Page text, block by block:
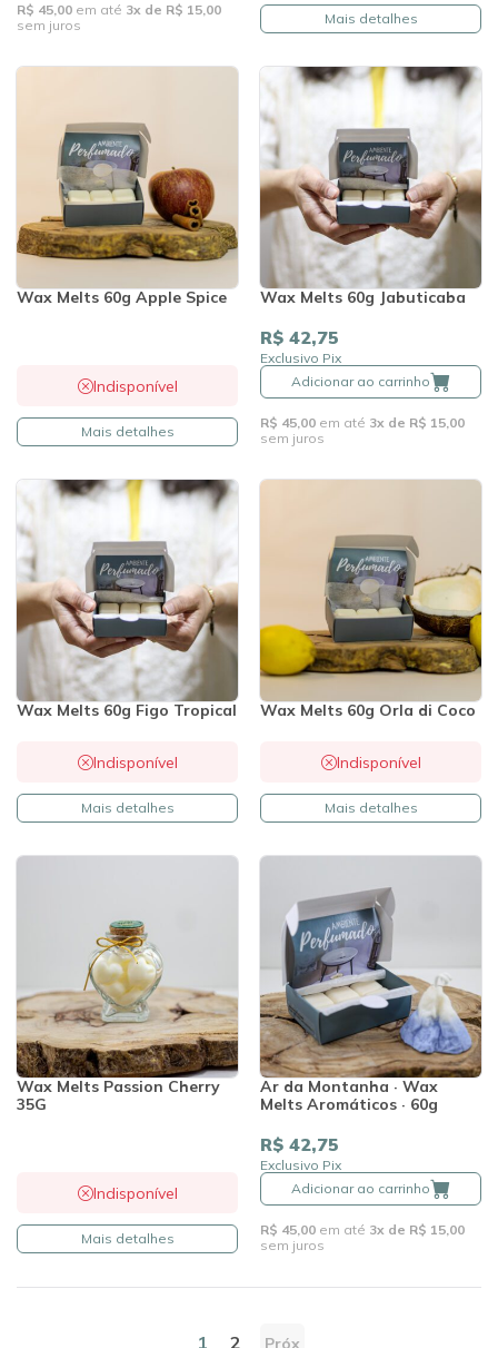
R$ 45,00 em até 3x de R$ 15,00
sem juros
Mais detalhes
Wax Melts 60g Apple Spice
Indisponível
Mais detalhes
Wax Melts 60g Jabuticaba
R$ 42,75
Exclusivo Pix
Adicionar ao carrinho
R$ 45,00 em até 3x de R$ 15,00
sem juros
Wax Melts 60g Figo Tropical
Indisponível
Mais detalhes
Wax Melts 60g Orla di Coco
Indisponível
Mais detalhes
Wax Melts Passion Cherry
35G
Indisponível
Mais detalhes
Ar da Montanha · Wax
Melts Aromáticos · 60g
R$ 42,75
Exclusivo Pix
Adicionar ao carrinho
R$ 45,00 em até 3x de R$ 15,00
sem juros
1 2 Próx